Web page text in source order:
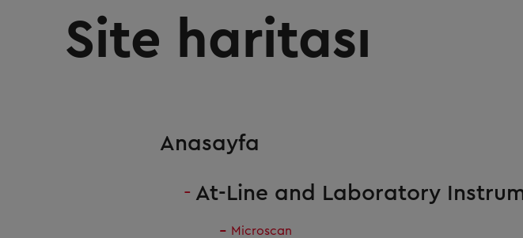
Site haritası
Anasayfa
At-Line and Laboratory
Microscan